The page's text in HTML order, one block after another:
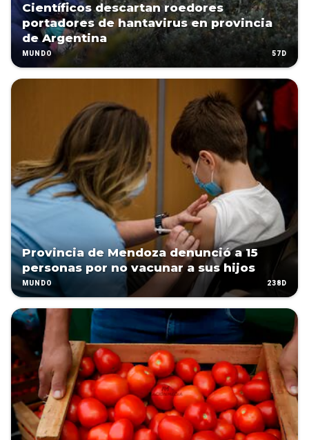
Científicos descartan roedores
portadores de hantavirus en provincia
de Argentina
MUNDO 57D
Provincia de Mendoza denunció a 15
personas por no vacunar a sus hijos
MUNDO 238D